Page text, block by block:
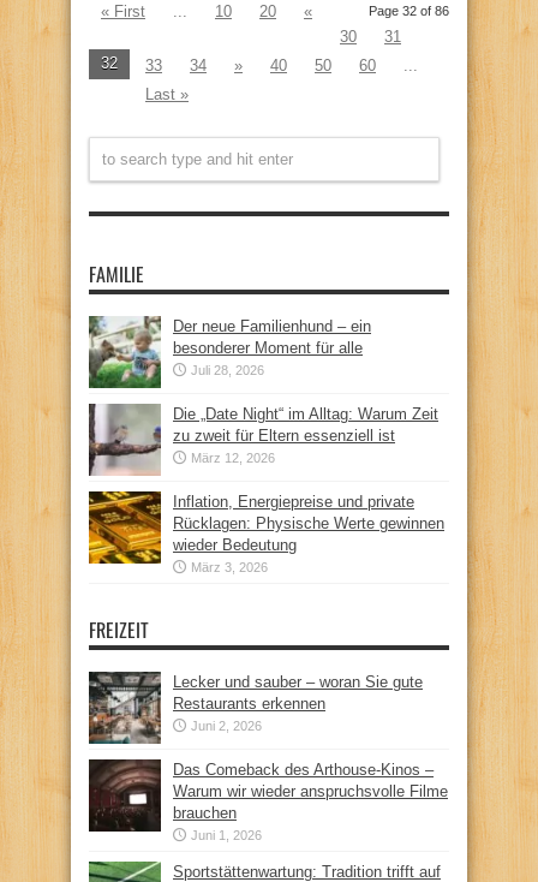
Page 32 of 86
« First 10 20
«
30
31
32
33 34 » 40 50 60
Last »
FAMILIE
Der neue Familienhund – ein
besonderer Moment für alle
Juli 28, 2026
Die „Date Night“ im Alltag: Warum Zeit
zu zweit für Eltern essenziell ist
März 12, 2026
Inflation, Energiepreise und private
Rücklagen: Physische Werte gewinnen
wieder Bedeutung
März 3, 2026
FREIZEIT
Lecker und sauber – woran Sie gute
Restaurants erkennen
Juni 2, 2026
Das Comeback des Arthouse-Kinos –
Warum wir wieder anspruchsvolle Filme
brauchen
Juni 1, 2026
Sportstättenwartung: Tradition trifft auf